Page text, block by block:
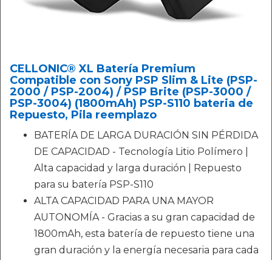
CELLONIC® XL Batería Premium
Compatible con Sony PSP Slim & Lite (PSP-
2000 / PSP-2004) / PSP Brite (PSP-3000 /
PSP-3004) (1800mAh) PSP-S110 bateria de
Repuesto, Pila reemplazo
BATERÍA DE LARGA DURACIÓN SIN PÉRDIDA
DE CAPACIDAD - Tecnología Litio Polímero |
Alta capacidad y larga duración | Repuesto
para su batería PSP-S110
ALTA CAPACIDAD PARA UNA MAYOR
AUTONOMÍA - Gracias a su gran capacidad de
1800mAh, esta batería de repuesto tiene una
gran duración y la energía necesaria para cada